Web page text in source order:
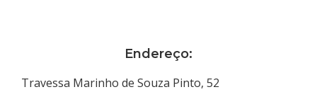
Endereço:
Travessa Marinho de Souza Pinto, 52